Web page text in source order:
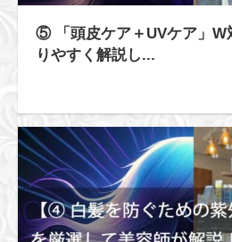
⑤ 「頭皮ケア＋UVケア」W
りやすく解説し...